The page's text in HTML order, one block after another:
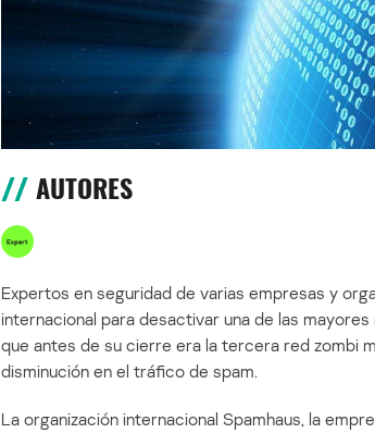
AUTORES
Expertos en seguridad de varias empresas y
internacional para desactivar una de las
que antes de su cierre era la tercera red zombi
disminución en el tráfico de spam.
La organización internacional Spamhaus, la